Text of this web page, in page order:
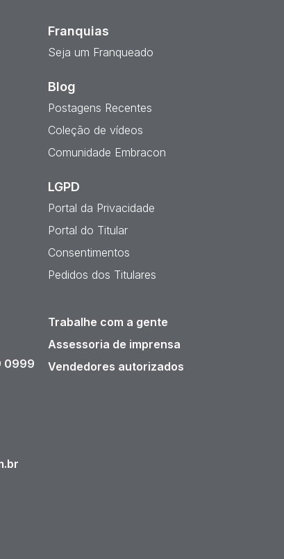
Franquias
Seja um Franqueado
Blog
Postagens Recentes
Coleção de vídeos
Comunidade Embracon
LGPD
Portal da Privacidade
Portal do Titular
Consentimentos
Pedidos dos Titulares
0999
Trabalhe com a gente
Assessoria de imprensa
Vendedores autorizados